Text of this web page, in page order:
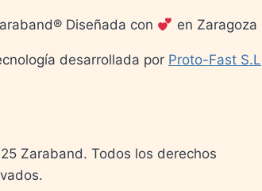
Diseñada con en Zaragoza
desarrollada por Proto-Fast S.L
Zaraband. Todos los derechos